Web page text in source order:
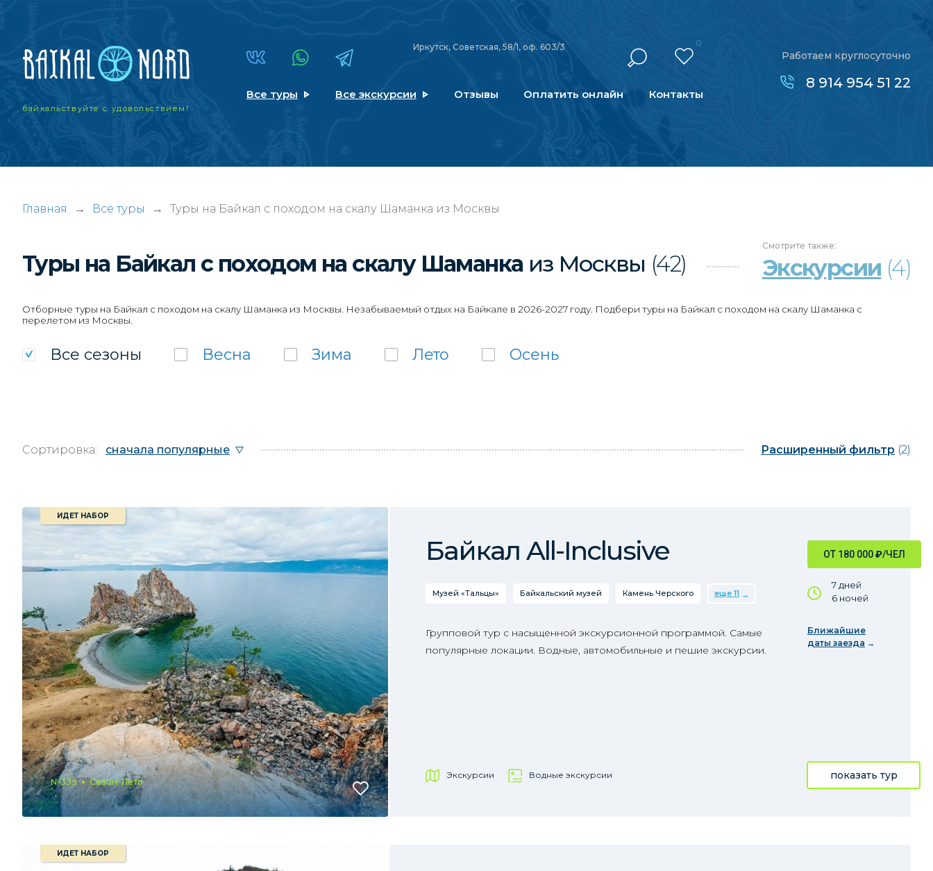
байкальствуйтес удовольствием!
Иркутск, Советская, 58/1, оф. 603/3 0
Все туры Все экскурсии Отзывы Оплатить онлайн Контакты
Работаем круглосуточно
8 914 954 51 22
Главная → Все туры → Туры на Байкал с походом на скалу Шаманка из Москвы
Туры на Байкал с походом на скалу Шаманка из Москвы (42)
Смотрите также:
Экскурсии (4)
Отборные туры на Байкал с походом на скалу Шаманка из Москвы. Незабываемый отдых на Байкале в 2026-2027 году. Подбери туры на Байкал с походом на скалу Шаманка с
перелетом из Москвы.
Все сезоны Весна Зима Лето Осень
Сортировка: сначала популярные Расширенный фильтр (2)
ИДЕТ НАБОР
№339 Сезон: Лето
ОТ 180 000₽/ЧЕЛ
7 дней
6 ночей
Ближайшие
даты заезда
Байкал All-Inclusive
Музей «Тальцы» Байкальский музей Камень Черского еще 11
Групповой тур с насыщенной экскурсионной программой. Самые
популярные локации. Водные, автомобильные и пешие экскурсии.
Экскурсии Водные экскурсии показать тур
ИДЕТ НАБОР